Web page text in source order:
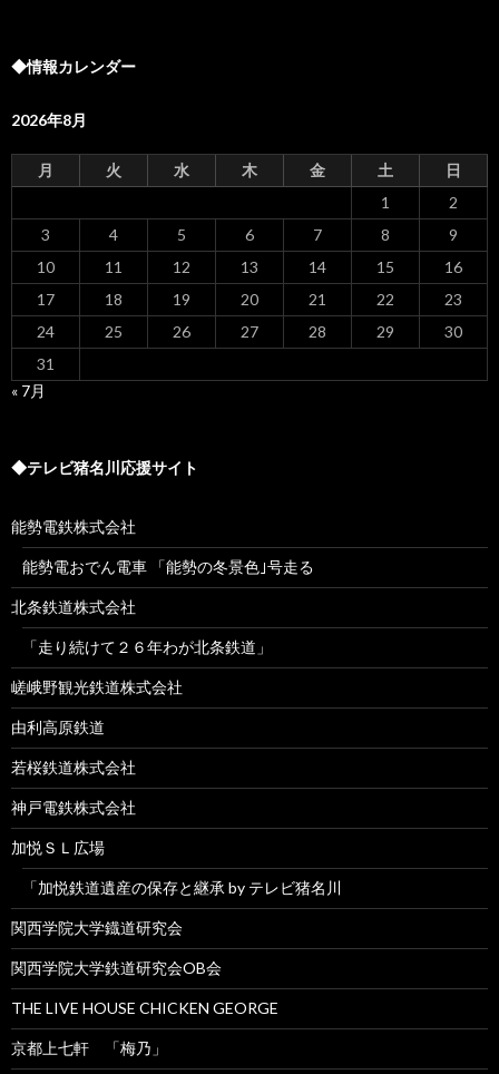
◆情報カレンダー
2026年8月
月 火 水 木 金 土
日
1
2
3
4 5 6 7 8
9
10
11 12 13 14 15
16
17
18 19 20 21 22
23
24
25 26 27 28 29
30
31
« 7月
◆テレビ猪名川応援サイト
能勢電鉄株式会社
能勢電おでん電車 「能勢の冬景色｣号走る
北条鉄道株式会社
「走り続けて２６年わが北条鉄道」
嵯峨野観光鉄道株式会社
由利高原鉄道
若桜鉄道株式会社
神戸電鉄株式会社
加悦ＳＬ広場
「加悦鉄道遺産の保存と継承 by テレビ猪名川
関西学院大学鐡道研究会
関西学院大学鉄道研究会OB会
THE LIVE HOUSE CHICKEN GEORGE
京都上七軒 「梅乃」